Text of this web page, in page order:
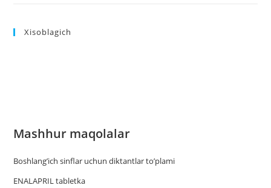
Xisoblagich
Mashhur maqolalar
Boshlang’ich sinflar uchun diktantlar to’plami
ENALAPRIL tabletka